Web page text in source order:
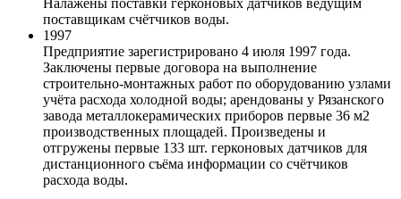
поставщикам счётчиков воды.
1997
Предприятие зарегистрировано 4 июля 1997 года.
Заключены первые договора на выполнение
строительно-монтажных работ по оборудованию узлами
учёта расхода холодной воды; арендованы у Рязанского
завода металлокерамических приборов первые 36 м2
производственных площадей. Произведены и
отгружены первые 133 шт. герконовых датчиков для
дистанционного съёма информации со счётчиков
расхода воды.